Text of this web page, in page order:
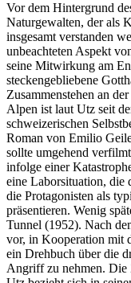
Vor dem Hintergrund
Naturgewalten, der als
insgesamt verstanden
unbeachteten Aspekt
seine Mitwirkung am
steckengebliebene
Zusammenstehen an
Alpen ist laut Utz seit
schweizerischen
Roman von Emilio
sollte umgehend
infolge einer
eine Laborsituation, die
die Protagonisten als
präsentieren. Wenig
Tunnel (1952). Nach
vor, in Kooperation mit
ein Drehbuch über die
Angriff zu nehmen. Die